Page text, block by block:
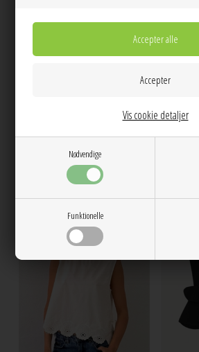
Nødvendige
Funktionelle
Vis cookie detaljer